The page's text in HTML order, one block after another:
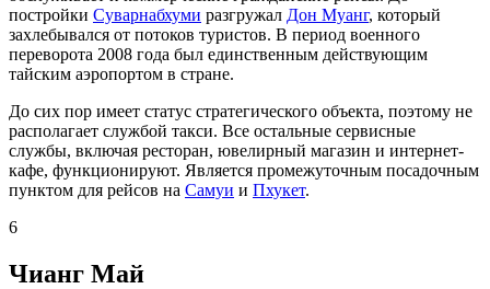
постройки Суварнабхуми разгружал Дон Муанг, который
захлебывался от потоков туристов. В период военного
переворота 2008 года был единственным действующим
тайским аэропортом в стране.
До сих пор имеет статус стратегического объекта, поэтому не
располагает службой такси. Все остальные сервисные
службы, включая ресторан, ювелирный магазин и интернет-
кафе, функционируют. Является промежуточным посадочным
пунктом для рейсов на Самуи и Пхукет.
6
Чианг Май